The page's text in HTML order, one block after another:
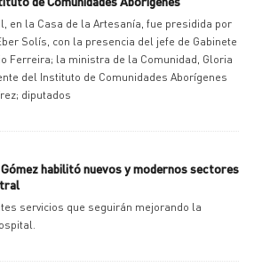
en la Casa de la Artesanía, fue presidida por
Solís, con la presencia del jefe de Gabinete
Ferreira; la ministra de la Comunidad, Gloria
del Instituto de Comunidades Aborígenes
diputados
habilitó nuevos y modernos sectores
servicios que seguirán mejorando la